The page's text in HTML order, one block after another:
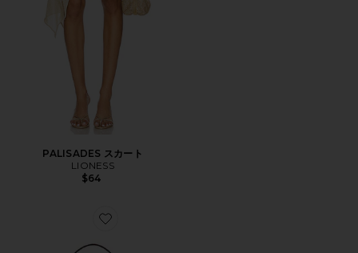
PALISADES スカート
LIONESS
$64
Favorite CRYSTAL SIGNATURE SOFT TABBY 約66CM